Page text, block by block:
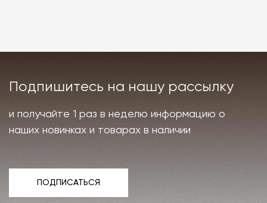
Подпишитесь на нашу рассылку
и получайте 1 раз в неделю информацию о
наших новинках и товарах в наличии
ПОДПИСАТЬСЯ